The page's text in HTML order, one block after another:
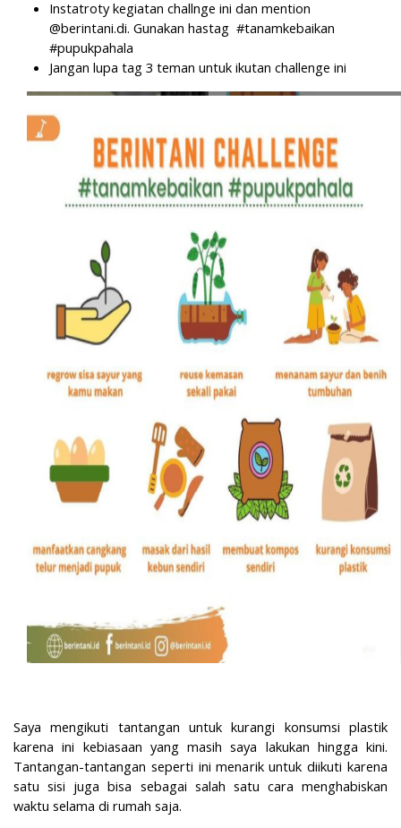
Instatroty kegiatan challnge ini dan mention
@berintani.di. Gunakan hastag #tanamkebaikan
#pupukpahala
Jangan lupa tag 3 teman untuk ikutan challenge ini
Saya mengikuti tantangan untuk kurangi konsumsi plastik
karena ini kebiasaan yang masih saya lakukan hingga kini.
Tantangan-tantangan seperti ini menarik untuk diikuti karena
satu sisi juga bisa sebagai salah satu cara menghabiskan
waktu selama di rumah saja.